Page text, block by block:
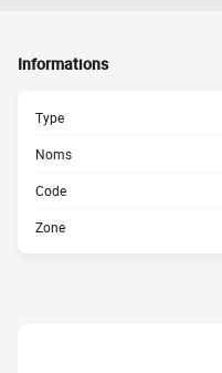
Informations
Type
Noms
Code
Zone